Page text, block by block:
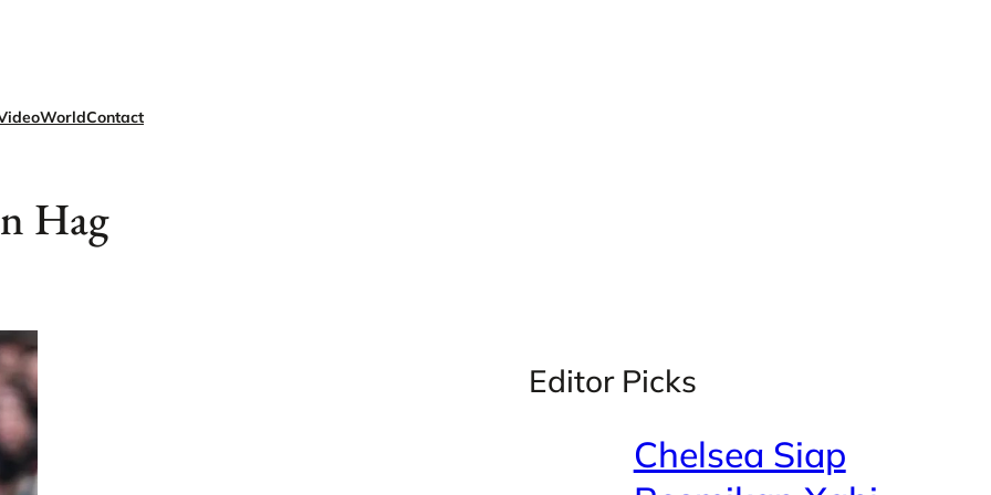
WorldContact
Hag
Editor Picks
Chelsea Siap